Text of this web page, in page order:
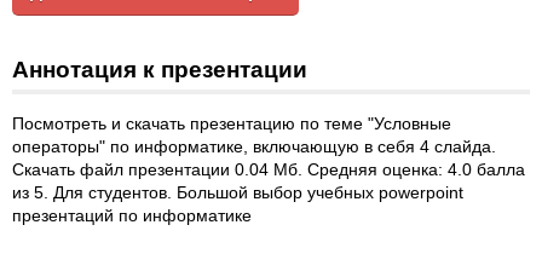
Аннотация к презентации
Посмотреть и скачать презентацию по теме "Условные
операторы" по информатике, включающую в себя 4 слайда.
Скачать файл презентации 0.04 Мб. Средняя оценка: 4.0 балла
из 5. Для студентов. Большой выбор учебных powerpoint
презентаций по информатике